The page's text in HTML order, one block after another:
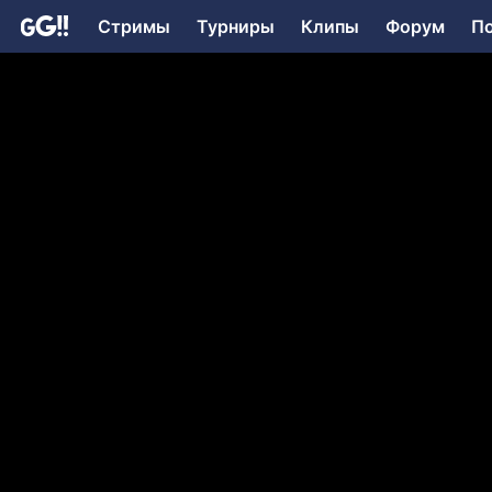
Стримы Турниры Клипы Форум